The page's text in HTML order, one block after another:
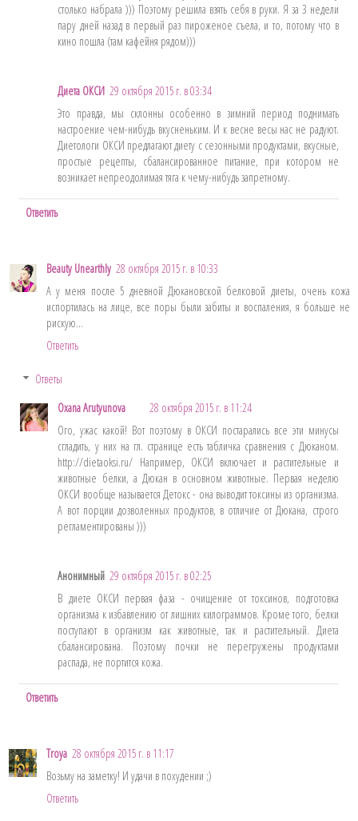
столько набрала ))) Поэтому решила взять себя в руки. Я за 3 недели
пару дней назад в первый раз пироженое съела, и то, потому что в
кино пошла (там кафейня рядом)))
Диета ОКСИ 29 октября 2015 г. в 03:34
Это правда, мы склонны особенно в зимний период поднимать
настроение чем-нибудь вкусненьким. И к весне весы нас не радуют.
Диетологи ОКСИ предлагают диету с сезонными продуктами, вкусные,
простые рецепты, сбалансированное питание, при котором не
возникает непреодолимая тяга к чему-нибудь запретному.
Ответить
Beauty Unearthly 28 октября 2015 г. в 10:33
А у меня после 5 дневной Дюкановской белковой диеты, очень кожа
испортилась на лице, все поры были забиты и воспаления, я больше не
рискую...
Ответить
Ответы
Oxana Arutyunova
28 октября 2015 г. в 11:24
Ого, ужас какой! Вот поэтому в ОКСИ постарались все эти минусы
сгладить, у них на гл. странице есть табличка сравнения с Дюканом.
http://dietaoksi.ru/ Например, ОКСИ включает и растительные и
животные белки, а Дюкан в основном животные. Первая неделю
ОКСИ вообще называется Детокс - она выводит токсины из организма.
А вот порции дозволенных продуктов, в отличие от Дюкана, строго
регламентированы )))
Анонимный 29 октября 2015 г. в 02:25
В диете ОКСИ первая фаза - очищение от токсинов, подготовка
организма к избавлению от лишних килограммов. Кроме того, белки
поступают в организм как животные, так и растительный. Диета
сбалансирована. Поэтому почки не перегружены продуктами
распада, не портится кожа.
Ответить
Troya 28 октября 2015 г. в 11:17
Возьму на заметку! И удачи в похудении ;)
Ответить